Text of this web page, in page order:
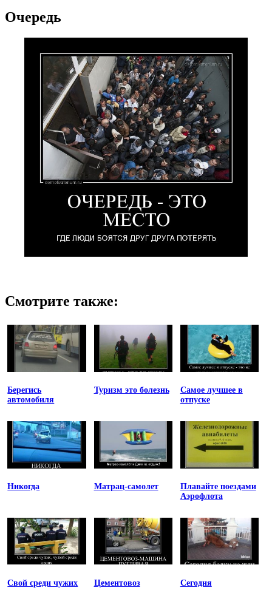
Очередь
Смотрите также:
Берегись
автомобиля
Туризм это болезнь
Самое лучшее в
отпуске
Никогда Матрац-самолет
Плавайте поездами
Аэрофлота
Свой среди чужих Цементовоз Сегодня